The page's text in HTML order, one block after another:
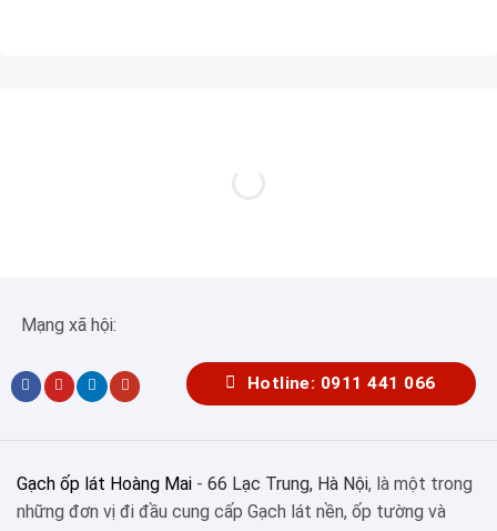
Mạng xã hội:
Hotline: 0911 441 066
Gạch ốp lát Hoàng Mai - 66 Lạc Trung, Hà Nội, là một trong
những đơn vị đi đầu cung cấp Gạch lát nền, ốp tường và